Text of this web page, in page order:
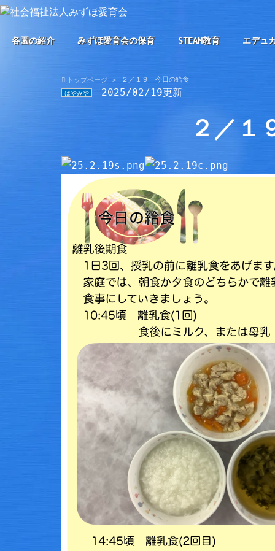
各園の紹介 みずほ愛育会の保育 STEAM教育 エデュ
トップページ ２／１９ 今日の給食
はやみや 2025/02/19更新
２／